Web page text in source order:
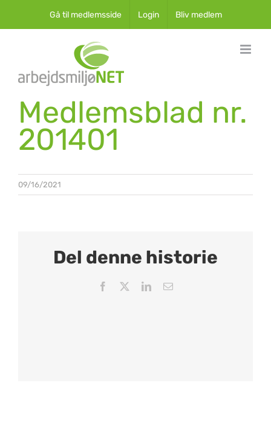
to
Gå til medlemsside Login Bliv medlem
Medlemsblad nr.
201401
09/16/2021
Del denne historie
Facebook LinkedInEmail